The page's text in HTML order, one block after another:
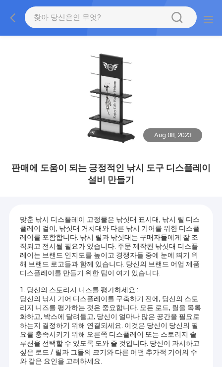
Aug 08, 2023
판매에 도움이 되는 긍정적인 낚시 도구 디스플레이
설비 만들기
맞춘 낚시 디스플레이 고정물은 낚싯대 표시대, 낚시 릴 디스
플레이 걸이, 낚싯대 거치대와 다른 낚시 기어를 위한 디스플
레이를 포함합니다. 낚시 릴과 낚싯대는 구매자들에게 잘 조
직되고 전시될 필요가 있습니다. 주문 제작된 낚싯대 디스플
레이는 브랜드 인지도를 높이고 경쟁자들 중에 눈에 띄기 위
해 브랜드 로고들과 함께 있습니다. 당신의 브랜드 어업 제품
디스플레이를 만들기 위한 팁이 여기 있습니다.
1. 당신의 스토리지 니즈를 평가하세요 :
당신의 낚시 기어 디스플레이를 구축하기 전에, 당신의 스토
리지 니즈를 평가하는 것은 중요합니다. 모든 로드, 릴을 목록
화하고, 박스에 달려들고, 당신이 얼마나 많은 공간을 필요로
하는지 결정하기 위해 연결되세요. 이것은 당신이 당신의 필
요를 충족시키기 위해 오른쪽 디스플레이 또는 스토리지 솔
루션을 선택할 수 있도록 도와 줄 것입니다. 당신이 과시하고
싶은 로드 / 릴과 그들의 크기와 다른 어떤 추가적 기어의 수
와 같은 요인을 고려하세요.